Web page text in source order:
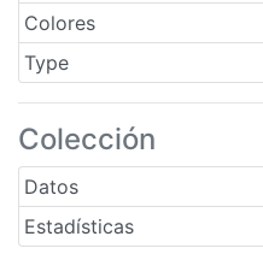
Colores
Type
Colección
Datos
Estadísticas